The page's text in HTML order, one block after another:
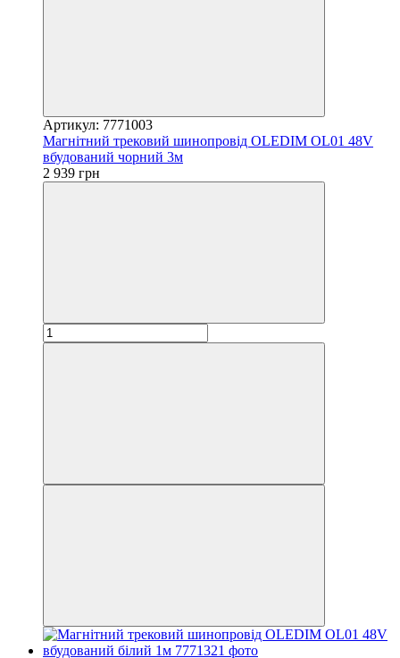
Артикул: 7771003
Магнітний трековий шинопровід OLEDIM OL01 48V
вбудований чорний 3м
2 939 грн